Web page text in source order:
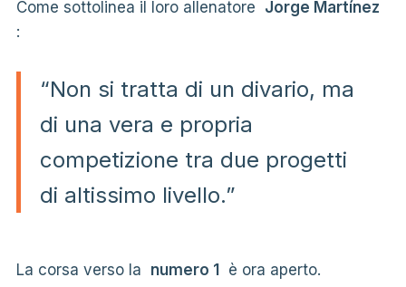
Come sottolinea il loro allenatore Jorge Martínez
:
“Non si tratta di un divario, ma
di una vera e propria
competizione tra due progetti
di altissimo livello.”
La corsa verso la numero 1è ora aperto.